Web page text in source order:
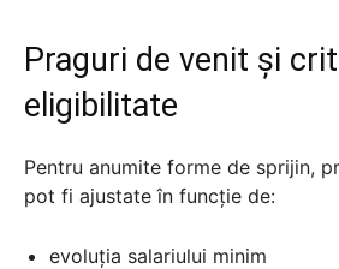
Praguri de venit și
eligibilitate
Pentru anumite forme de sprijin,
pot fi ajustate în funcție de:
evoluția salariului minim